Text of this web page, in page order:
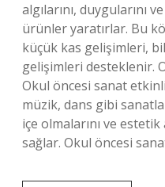
algılarını, duygularını
ürünler yaratırlar. Bu
küçük kas gelişimleri,
gelişimleri desteklenir.
Okul öncesi sanat
müzik, dans gibi
içe olmalarını ve
sağlar. Okul öncesi